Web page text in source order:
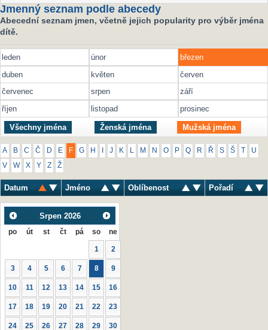
Jmenný seznam podle abecedy
Abecední seznam jmen, včetně jejich popularity pro výběr jména
dítě.
leden únor
březen
duben
květen
červen
červenec
srpen
září
říjen
listopad prosinec
Všechny jména Ženská jména Mužská jména
A B C Č D E F G H J K M N O P Q R Ř S Š U
V W X Y Z Ž
Datum Jméno Oblíbenost Pořadí
Srpen 2026
po út st čt pá so ne
1 2
3 4 5 6 7 8 9
10 11 12 13 14 15 16
17 18 19 20 21 22 23
24 25 26 27 28 29 30